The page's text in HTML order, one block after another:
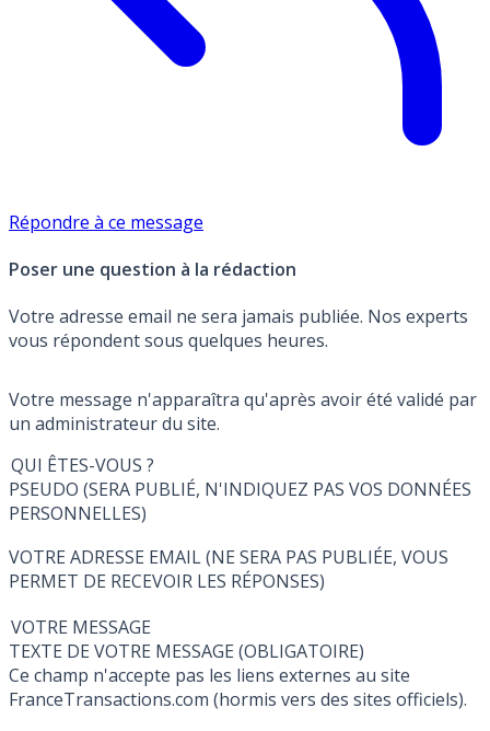
Répondre à ce message
Poser une question à la rédaction
Votre adresse email ne sera jamais publiée. Nos experts
vous répondent sous quelques heures.
Votre message n'apparaîtra qu'après avoir été validé par
un administrateur du site.
QUI ÊTES-VOUS ?
PSEUDO (SERA PUBLIÉ, N'INDIQUEZ PAS VOS DONNÉES
PERSONNELLES)
VOTRE ADRESSE EMAIL (NE SERA PAS PUBLIÉE, VOUS
PERMET DE RECEVOIR LES RÉPONSES)
VOTRE MESSAGE
TEXTE DE VOTRE MESSAGE (OBLIGATOIRE)
Ce champ n'accepte pas les liens externes au site
FranceTransactions.com (hormis vers des sites officiels).